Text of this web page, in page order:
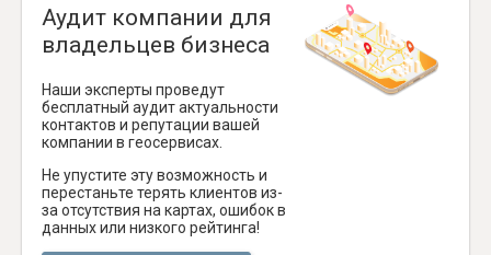
Аудит компании для
владельцев бизнеса
Наши эксперты проведут
бесплатный аудит актуальности
контактов и репутации вашей
компании в геосервисах.
Не упустите эту возможность и
перестаньте терять клиентов из-
за отсутствия на картах, ошибок в
данных или низкого рейтинга!